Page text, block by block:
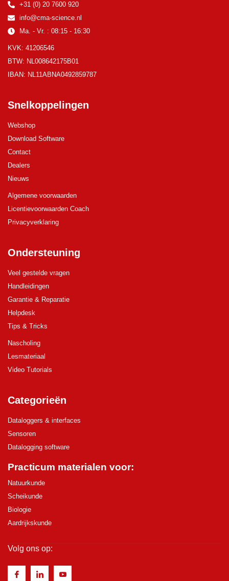
+31 (0) 20 7600 920
info@cma-science.nl
Ma. - Vr. : 08:15 - 16:30
KVK: 41206546
BTW: NL008642175B01
IBAN: NL11ABNA0492859787
Snelkoppelingen
Webshop
Download Software
Contact
Dealers
Nieuws
Algemene voorwaarden
Licentievoorwaarden Coach
Privacyverklaring
Ondersteuning
Veel gestelde vragen
Handleidingen
Garantie & Reparatie
Helpdesk
Tips & Tricks
Nascholing
Lesmateriaal
Video Tutorials
Categorieën
Dataloggers & interfaces
Sensoren
Datalogging software
Practicum materialen voor:
Natuurkunde
Scheikunde
Biologie
Aardrijkskunde
Volg ons op: